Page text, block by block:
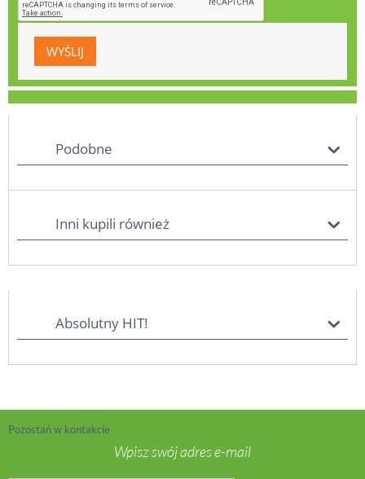
Podobne
Inni kupili również
Absolutny HIT!
Pozostań w kontakcie
Wpisz swój adres e-mail